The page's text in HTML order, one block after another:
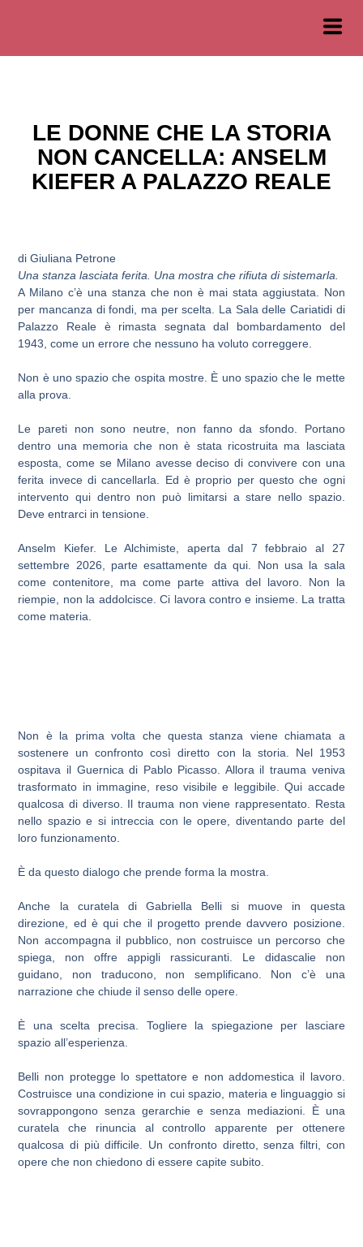
LE DONNE CHE LA STORIA
NON CANCELLA: ANSELM
KIEFER A PALAZZO REALE
di Giuliana Petrone
Una stanza lasciata ferita. Una mostra che rifiuta di sistemarla.
A Milano c’è una stanza che non è mai stata aggiustata. Non
per mancanza di fondi, ma per scelta. La Sala delle Cariatidi di
Palazzo Reale è rimasta segnata dal bombardamento del
1943, come un errore che nessuno ha voluto correggere.
Non è uno spazio che ospita mostre. È uno spazio che le mette
alla prova.
Le pareti non sono neutre, non fanno da sfondo. Portano
dentro una memoria che non è stata ricostruita ma lasciata
esposta, come se Milano avesse deciso di convivere con una
ferita invece di cancellarla. Ed è proprio per questo che ogni
intervento qui dentro non può limitarsi a stare nello spazio.
Deve entrarci in tensione.
Anselm Kiefer. Le Alchimiste, aperta dal 7 febbraio al 27
settembre 2026, parte esattamente da qui. Non usa la sala
come contenitore, ma come parte attiva del lavoro. Non la
riempie, non la addolcisce. Ci lavora contro e insieme. La tratta
come materia.
Non è la prima volta che questa stanza viene chiamata a
sostenere un confronto così diretto con la storia. Nel 1953
ospitava il Guernica di Pablo Picasso. Allora il trauma veniva
trasformato in immagine, reso visibile e leggibile. Qui accade
qualcosa di diverso. Il trauma non viene rappresentato. Resta
nello spazio e si intreccia con le opere, diventando parte del
loro funzionamento.
È da questo dialogo che prende forma la mostra.
Anche la curatela di Gabriella Belli si muove in questa
direzione, ed è qui che il progetto prende davvero posizione.
Non accompagna il pubblico, non costruisce un percorso che
spiega, non offre appigli rassicuranti. Le didascalie non
guidano, non traducono, non semplificano. Non c’è una
narrazione che chiude il senso delle opere.
È una scelta precisa. Togliere la spiegazione per lasciare
spazio all’esperienza.
Belli non protegge lo spettatore e non addomestica il lavoro.
Costruisce una condizione in cui spazio, materia e linguaggio si
sovrappongono senza gerarchie e senza mediazioni. È una
curatela che rinuncia al controllo apparente per ottenere
qualcosa di più difficile. Un confronto diretto, senza filtri, con
opere che non chiedono di essere capite subito.